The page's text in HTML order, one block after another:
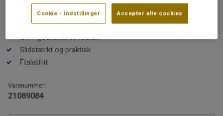
Farverne er udvalgt til designentusiasten, som sætter
pris på et praktisk og slidstærkt gulv.
Kollektionen er GVK-godkendt og opfylder branchens
entré eller bryggers. Kontakt altid en GVK-autoriseret
Læs mere
Genanvendeligt
GVK-godkendt til vådrum
Slidstærkt og praktisk
Ftalatfrit
Varenummer:
21089084
Cookie - indstillinger Accepter alle cookies